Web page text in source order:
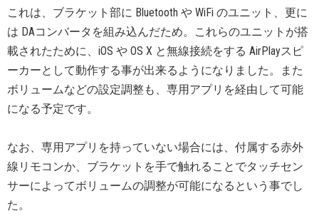
これは、ブラケット部に Bluetooth や WiFi のユニット、更に
は DAコンバータを組み込んだため。これらのユニットが搭
載されたために、iOS や OS X と無線接続をする AirPlayスピ
ーカーとして動作する事が出来るようになりました。また
ボリュームなどの設定調整も、専用アプリを経由して可能
になる予定です。
なお、専用アプリを持っていない場合には、付属する赤外
線リモコンか、ブラケットを手で触れることでタッチセン
サーによってボリュームの調整が可能になるという事でし
た。